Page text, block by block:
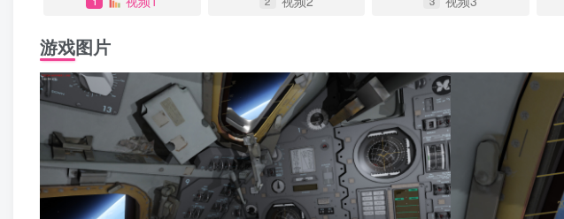
游戏图片